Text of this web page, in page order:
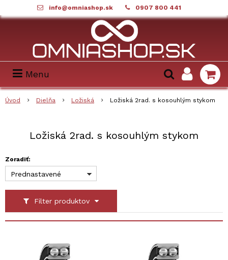
info@omniashop.sk 0907 800 441
Menu
Úvod Dielňa Ložiská Ložiská 2rad. s kosouhlým stykom
Ložiská 2rad. s kosouhlým stykom
Filter produktov
Zoradiť:
Prednastavené